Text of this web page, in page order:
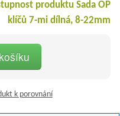
k porovnání